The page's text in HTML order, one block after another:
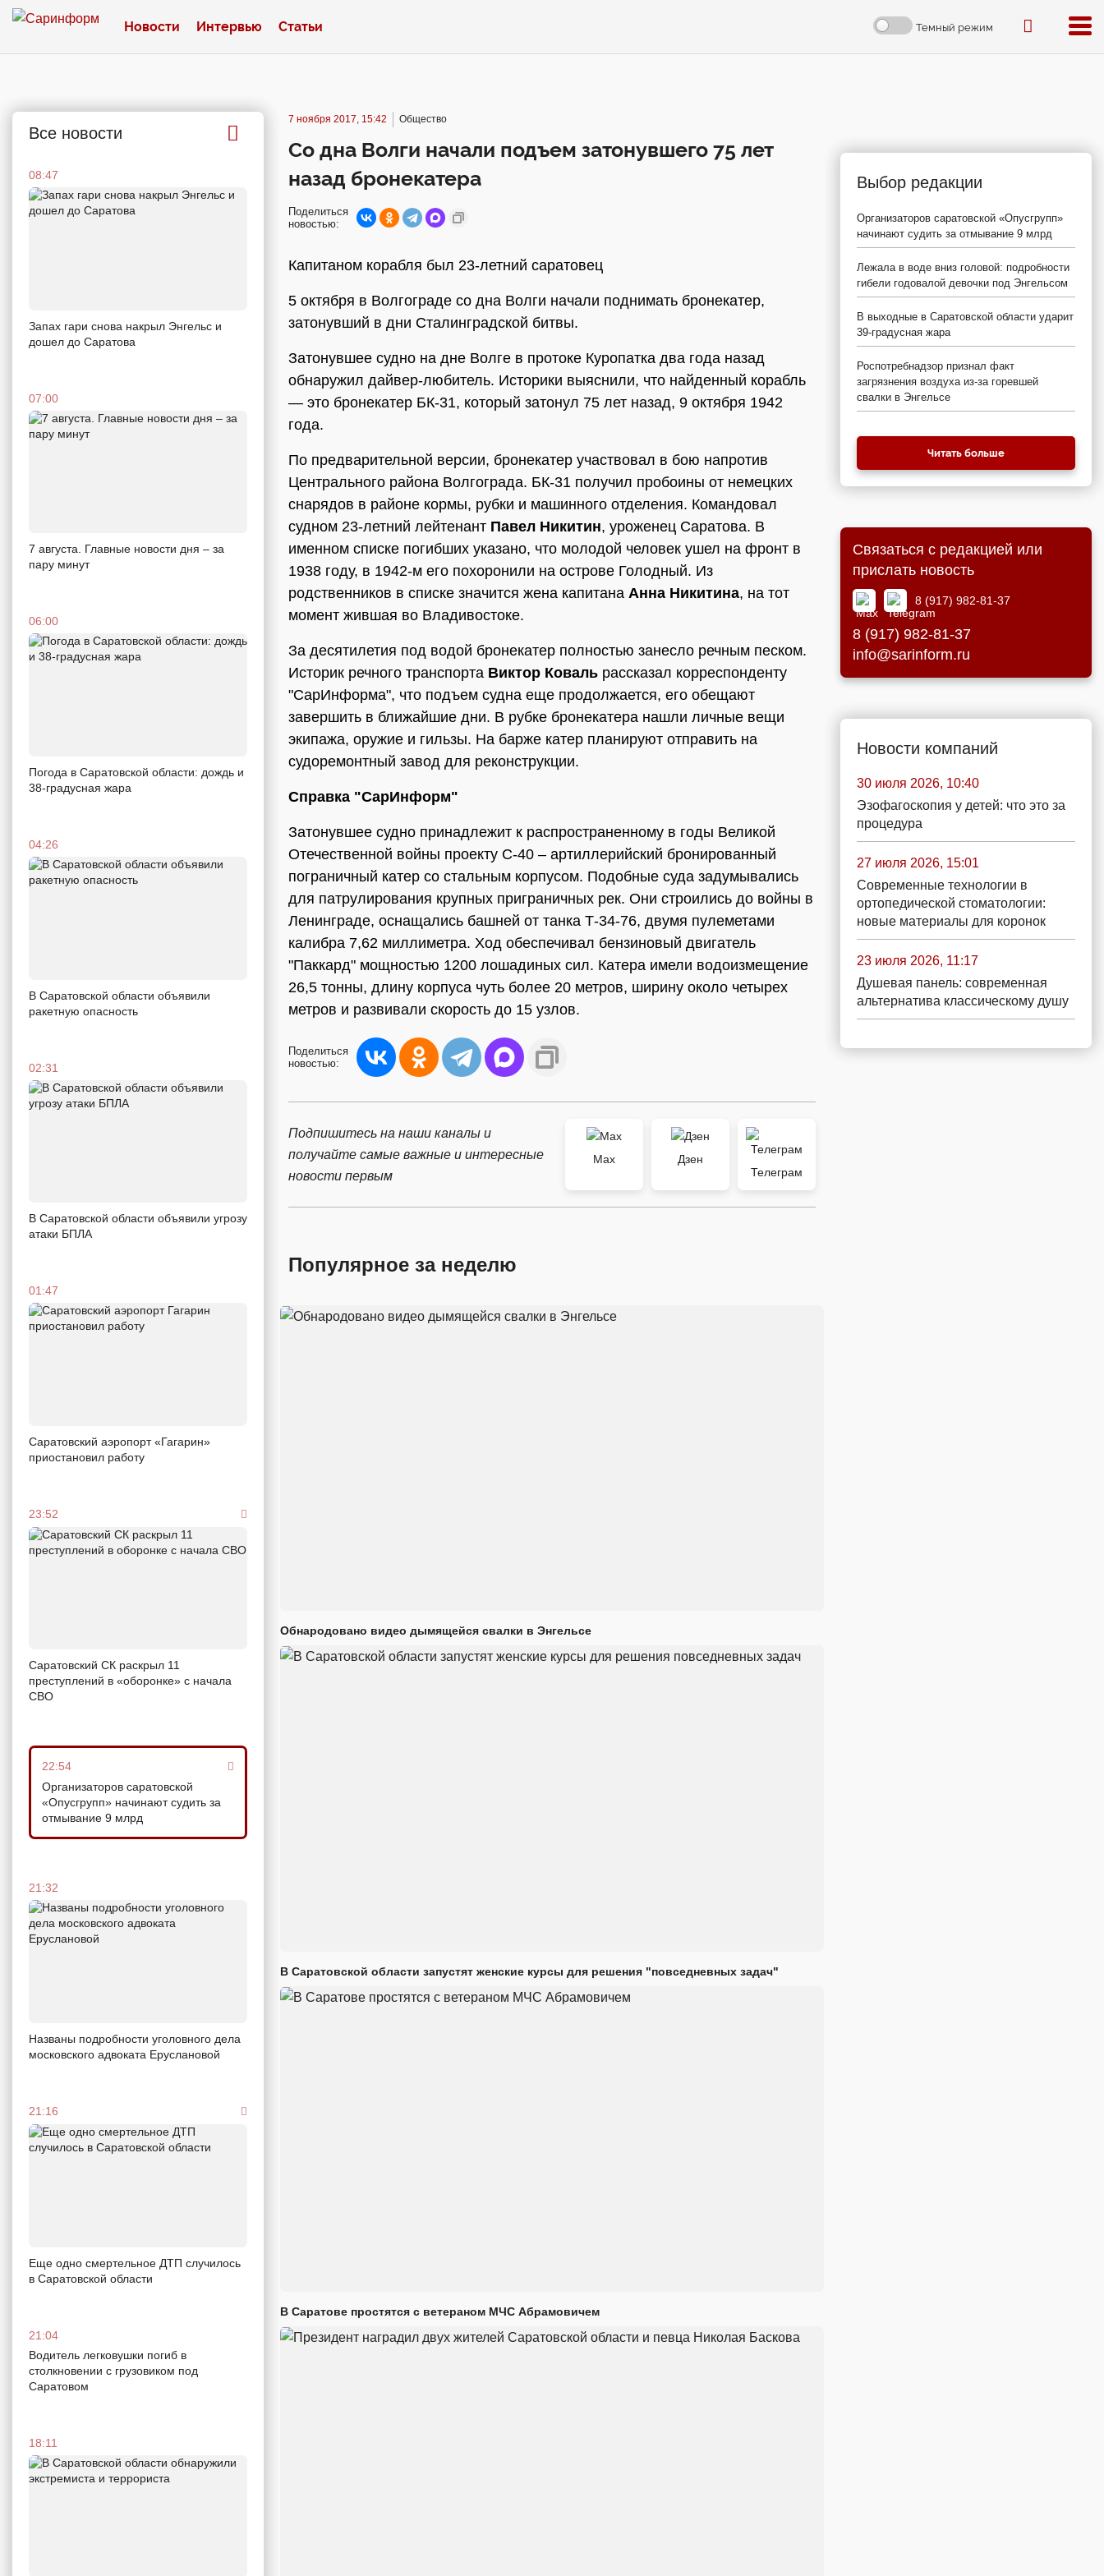
Новости Интервью Статьи Темный режим
Все новости
08:47
Запах гари снова накрыл Энгельс и
дошел до Саратова
07:00
7 августа. Главные новости дня – за
пару минут
06:00
Погода в Саратовской области: дождь и
38-градусная жара
04:26
В Саратовской области объявили
ракетную опасность
02:31
В Саратовской области объявили угрозу
атаки БПЛА
01:47
Саратовский аэропорт «Гагарин»
приостановил работу
23:52
Саратовский СК раскрыл 11
преступлений в «оборонке» с начала
СВО
22:54
Организаторов саратовской
«Опусгрупп» начинают судить за
отмывание 9 млрд
21:32
Названы подробности уголовного дела
московского адвоката Еруслановой
21:16
Еще одно смертельное ДТП случилось
в Саратовской области
21:04
Водитель легковушки погиб в
столкновении с грузовиком под
Саратовом
18:11
7 ноября 2017, 15:42 Общество
Со дна Волги начали подъем затонувшего 75 лет
назад бронекатера
Поделиться
новостью:
Капитаном корабля был 23-летний саратовец
5 октября в Волгограде со дна Волги начали поднимать бронекатер,
затонувший в дни Сталинградской битвы.
Затонувшее судно на дне Волге в протоке Куропатка два года назад
обнаружил дайвер-любитель. Историки выяснили, что найденный корабль
— это бронекатер БК-31, который затонул 75 лет назад, 9 октября 1942
года.
По предварительной версии, бронекатер участвовал в бою напротив
Центрального района Волгограда. БК-31 получил пробоины от немецких
снарядов в районе кормы, рубки и машинного отделения. Командовал
судном 23-летний лейтенант Павел Никитин, уроженец Саратова. В
именном списке погибших указано, что молодой человек ушел на фронт в
1938 году, в 1942-м его похоронили на острове Голодный. Из
родственников в списке значится жена капитана Анна Никитина, на тот
момент жившая во Владивостоке.
За десятилетия под водой бронекатер полностью занесло речным песком.
Историк речного транспорта Виктор Коваль рассказал корреспонденту
"СарИнформа", что подъем судна еще продолжается, его обещают
завершить в ближайшие дни. В рубке бронекатера нашли личные вещи
экипажа, оружие и гильзы. На барже катер планируют отправить на
судоремонтный завод для реконструкции.
Справка "СарИнформ"
Затонувшее судно принадлежит к распространенному в годы Великой
Отечественной войны проекту С-40 – артиллерийский бронированный
пограничный катер со стальным корпусом. Подобные суда задумывались
для патрулирования крупных приграничных рек. Они строились до войны в
Ленинграде, оснащались башней от танка Т-34-76, двумя пулеметами
калибра 7,62 миллиметра. Ход обеспечивал бензиновый двигатель
"Паккард" мощностью 1200 лошадиных сил. Катера имели водоизмещение
26,5 тонны, длину корпуса чуть более 20 метров, ширину около четырех
метров и развивали скорость до 15 узлов.
Поделиться
новостью:
Подпишитесь на наши каналы и
получайте самые важные и интересные
новости первым
Max
Дзен
Телеграм
Популярное за неделю
Обнародовано видео дымящейся свалки в Энгельсе
В Саратовской области запустят женские курсы для решения "повседневных задач"
В Саратове простятся с ветераном МЧС Абрамовичем
Выбор редакции
Организаторов саратовской «Опусгрупп»
начинают судить за отмывание 9 млрд
Лежала в воде вниз головой: подробности
гибели годовалой девочки под Энгельсом
В выходные в Саратовской области ударит
39-градусная жара
Роспотребнадзор признал факт
загрязнения воздуха из-за горевшей
свалки в Энгельсе
Читать больше
Связаться с редакцией или
прислать новость
8 (917) 982-81-37
8 (917) 982-81-37
info@sarinform.ru
Новости компаний
30 июля 2026, 10:40
Эзофагоскопия у детей: что это за
процедура
27 июля 2026, 15:01
Современные технологии в
ортопедической стоматологии:
новые материалы для коронок
23 июля 2026, 11:17
Душевая панель: современная
альтернатива классическому душу